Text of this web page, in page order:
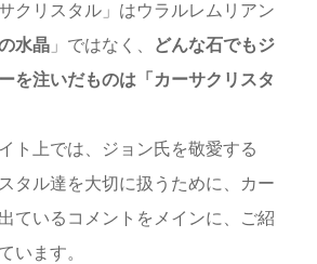
クリスタル」はウラルレムリアン
水晶」ではなく、
どんな石でもジ
を注いだものは「カーサクリスタ
ト上では、ジョン氏を敬愛する
タル達を大切に扱うために、カー
ているコメントをメインに、ご紹
います。